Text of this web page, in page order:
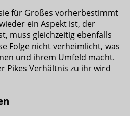
für Großes vorherbestimmt
ein Aspekt ist, der
muss gleichzeitig ebenfalls
Folge nicht verheimlicht, was
und ihrem Umfeld macht.
Pikes Verhältnis zu ihr wird